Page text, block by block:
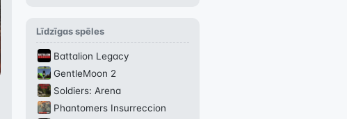
Līdzīgas spēles
Battalion Legacy
GentleMoon 2
Soldiers: Arena
Phantomers Insurreccion